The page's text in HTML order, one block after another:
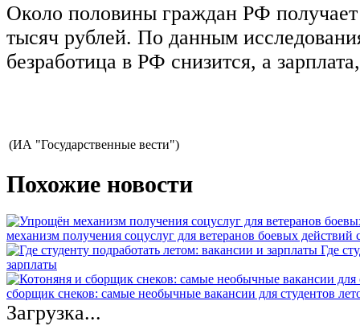
Около половины граждан РФ получает
тысяч рублей. По данным
безработица в РФ снизится, а
(ИА "Государственные вести")
Похожие новости
механизм получения соцуслуг для ветеранов боевых действий
Где
зарплаты
сборщик снеков: самые необычные вакансии для студентов
Загрузка...